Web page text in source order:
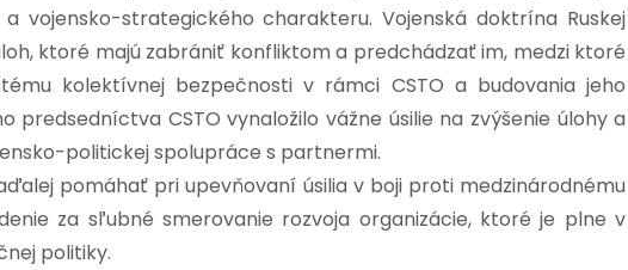
vojensko-strategického charakteru. Vojenská doktrína Ruskej
ktoré majú zabrániť konfliktom a predchádzať im, medzi ktoré
kolektívnej bezpečnosti v rámci CSTO a budovania jeho
predsedníctva CSTO vynaložilo vážne úsilie na zvýšenie úlohy a
politickej spolupráce s partnermi.
pomáhať pri upevňovaní úsilia v boji proti medzinárodnému
za sľubné smerovanie rozvoja organizácie, ktoré je plne v
politiky.